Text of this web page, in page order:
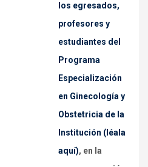
los egresados,
profesores y
estudiantes del
Programa
Especialización
en Ginecología y
Obstetricia de la
Institución (léala
aquí), en la